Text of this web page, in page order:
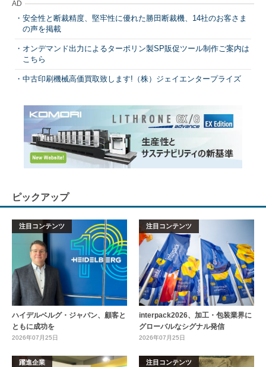
AD
安全性と断裁精度、堅牢性に優れた勝田断裁機、14社のお客さま
の声を掲載
オンデマンド出力によるターポリン製SP販促ツール制作ご案内は
こちら
中古印刷機械高価買取致します!（株）ジェイエンタープライズ
ピックアップ
注目コンテンツ
ハイデルベルグ・ジャパン、顧客と
ともに成功を
2026年07月25日
注目コンテンツ
interpack2026、加工・包装業界に
グローバルなシグナル発信
2026年07月25日
躍進企業 注目コンテンツ